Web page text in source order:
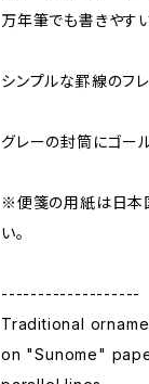
万年筆でも書きやすい
シンプルな罫線のフ
グレーの封筒にゴー
※便箋の用紙は日本
い。
-------------------
Traditional
on "Sunome"